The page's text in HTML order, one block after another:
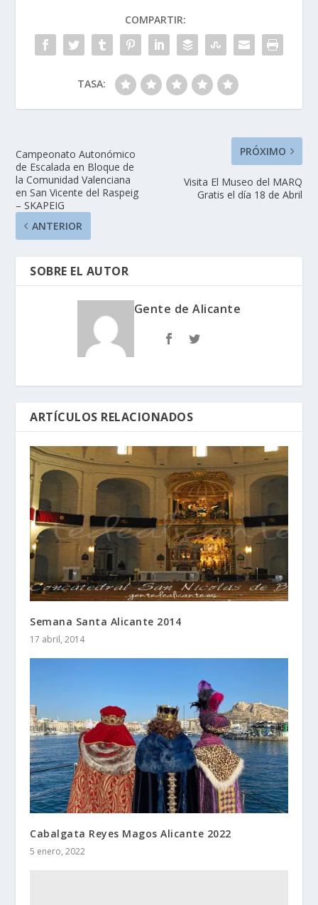
COMPARTIR:
TASA:
Campeonato Autonómico
de Escalada en Bloque de
la Comunidad Valenciana
en San Vicente del Raspeig
– SKAPEIG
ANTERIOR
PRÓXIMO
Visita El Museo del MARQ
Gratis el día 18 de Abril
SOBRE EL AUTOR
Gente de Alicante
ARTÍCULOS RELACIONADOS
Semana Santa Alicante 2014
17 abril, 2014
Cabalgata Reyes Magos Alicante 2022
5 enero, 2022